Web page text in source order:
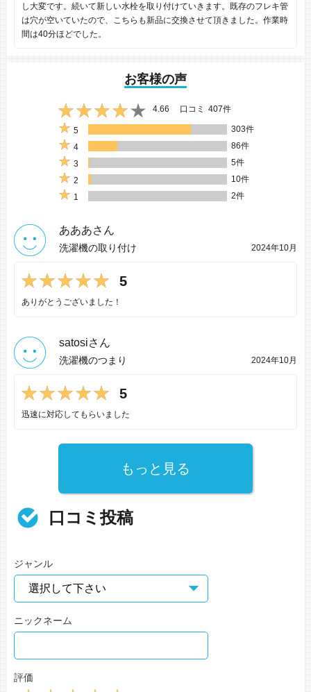
し大変です。続いて新しい水栓を取り付けていきます。既存のフレキ管
は穴が空いていたので、こちらも新品に交換させて頂きました。作業時
間は40分ほどでした。
お客様の声
4.66 口コミ 407件
5
303件
4
86件
3
5件
2
10件
1
2件
あああさん
洗濯機の取り付け 2024年10月
5
ありがとうございました！
satosiさん
洗濯機のつまり 2024年10月
5
迅速に対応してもらいました
もっと見る
口コミ投稿
ジャンル
ニックネーム
評価